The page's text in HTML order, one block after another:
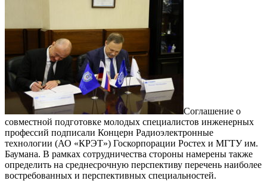
Соглашение о
совместной подготовке молодых специалистов инженерных
профессий подписали Концерн Радиоэлектронные
технологии (АО «КРЭТ») Госкорпорации Ростех и МГТУ им.
Баумана. В рамках сотрудничества стороны намерены также
определить на среднесрочную перспективу перечень наиболее
востребованных и перспективных специальностей.